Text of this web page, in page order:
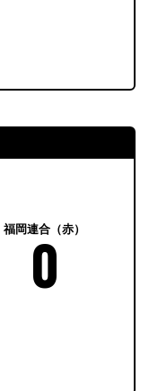
福岡連合（赤）
0